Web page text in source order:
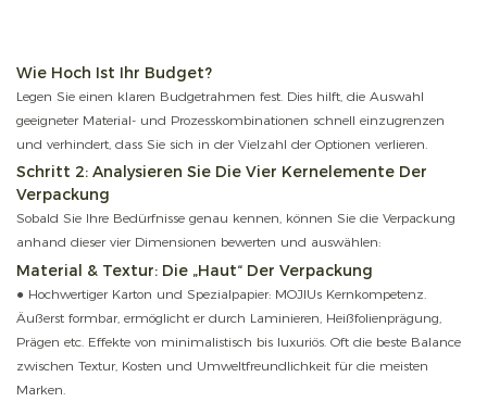
Wie Hoch Ist Ihr Budget?
Legen Sie einen klaren Budgetrahmen fest. Dies hilft, die Auswahl
geeigneter Material- und Prozesskombinationen schnell einzugrenzen
und verhindert, dass Sie sich in der Vielzahl der Optionen verlieren.
Schritt 2: Analysieren Sie Die Vier Kernelemente Der
Verpackung
Sobald Sie Ihre Bedürfnisse genau kennen, können Sie die Verpackung
anhand dieser vier Dimensionen bewerten und auswählen:
Material & Textur: Die „Haut“ Der Verpackung
● Hochwertiger Karton und Spezialpapier: MOJIUs Kernkompetenz.
Äußerst formbar, ermöglicht er durch Laminieren, Heißfolienprägung,
Prägen etc. Effekte von minimalistisch bis luxuriös. Oft die beste Balance
zwischen Textur, Kosten und Umweltfreundlichkeit für die meisten
Marken.